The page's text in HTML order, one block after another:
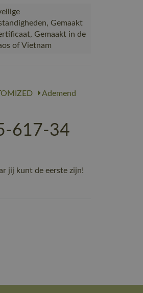
Gemaakt
Gemaakt in de
of Vietnam
Ademend
617-34
jij kunt de eerste zijn!